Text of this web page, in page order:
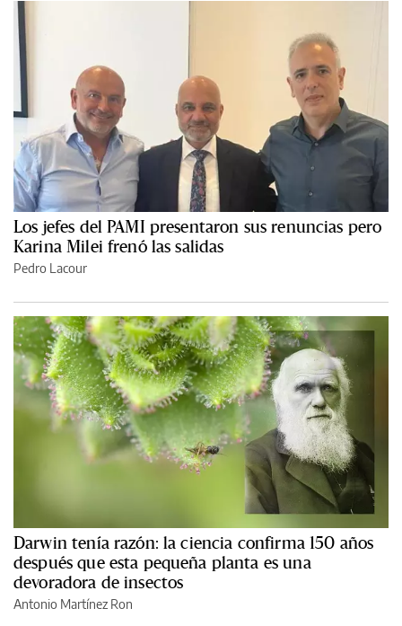
Los jefes del PAMI presentaron sus renuncias pero
Karina Milei frenó las salidas
Pedro Lacour
Darwin tenía razón: la ciencia confirma 150 años
después que esta pequeña planta es una
devoradora de insectos
Antonio Martínez Ron